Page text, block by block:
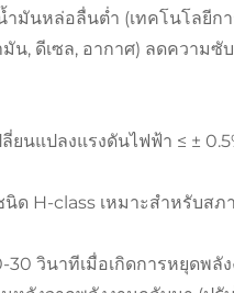
มันหล่อลื่นต่ำ (เทคโนโลยีก
น, ดีเซล, อากาศ) ลดความซั
ยนแปลงแรงดันไฟฟ้า ≤ ±
นิด H-class เหมาะสำหรับส
วินาทีเมื่อเกิดการหยุดพลั